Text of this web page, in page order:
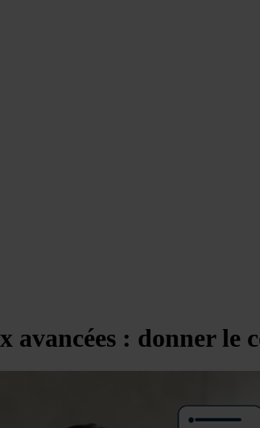
avancées : donner le